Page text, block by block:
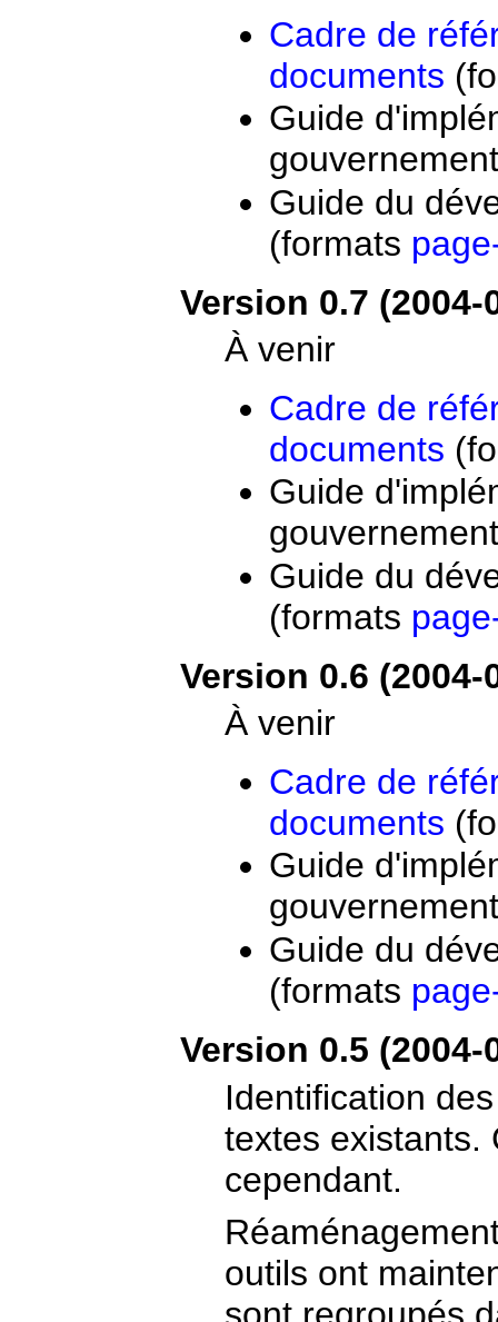
Cadre de
documents
Guide
Guide du
(formats
Version 0.7 (2004-
À venir
Cadre de
documents
Guide
Guide du
(formats
Version 0.6 (2004-
À venir
Cadre de
documents
Guide
Guide du
(formats
Version 0.5 (2004-
Identification
textes existants.
cependant.
outils ont